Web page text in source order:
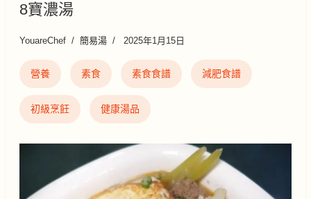
8寶濃湯
YouareChef 簡易湯 2025年1月15日
營養 素食 素食食譜 減肥食譜
初級烹飪 健康湯品